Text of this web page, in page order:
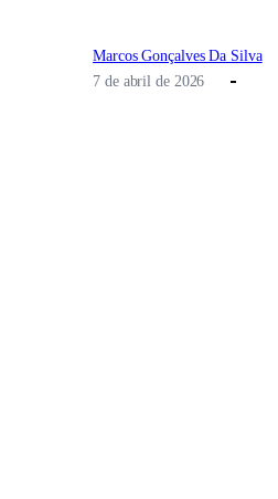
Marcos Gonçalves Da Silva
7 de abril de 2026